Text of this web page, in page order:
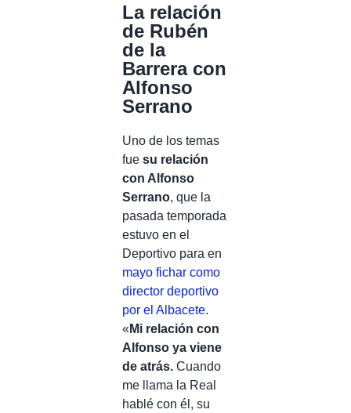
La relación
de Rubén
de la
Barrera con
Alfonso
Serrano
Uno de los temas
fue su relación
con Alfonso
Serrano, que la
pasada temporada
estuvo en el
Deportivo para en
mayo fichar como
director deportivo
por el Albacete.
« Mi relación con
Alfonso ya viene
de atrás. Cuando
me llama la Real
hablé con él, su